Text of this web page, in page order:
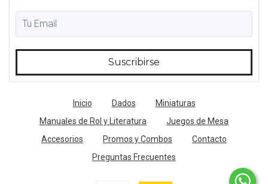
Inicio Dados
Miniaturas
Manuales de Rol y Literatura
Juegos de Mesa
Accesorios
Promos y Combos
Contacto
Preguntas Frecuentes